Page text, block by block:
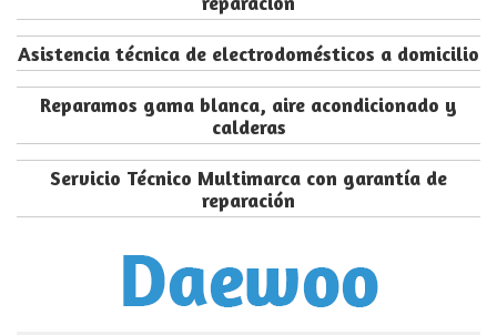
Asistencia técnica de electrodomésticos a domicilio
Reparamos gama blanca, aire acondicionado y
calderas
Servicio Técnico Multimarca con garantía de
reparación